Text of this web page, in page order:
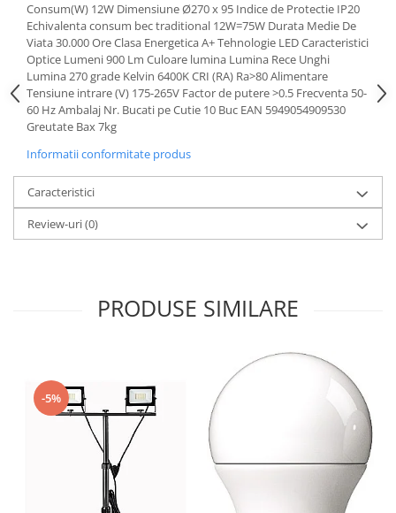
Consum(W) 12W Dimensiune Ø270 x 95 Indice de Protectie IP20
Echivalenta consum bec traditional 12W=75W Durata Medie De
Viata 30.000 Ore Clasa Energetica A+ Tehnologie LED Caracteristici
Optice Lumeni 900 Lm Culoare lumina Lumina Rece Unghi
Lumina 270 grade Kelvin 6400K CRI (RA) Ra>80 Alimentare
Tensiune intrare (V) 175-265V Factor de putere >0.5 Frecventa 50-
60 Hz Ambalaj Nr. Bucati pe Cutie 10 Buc EAN 5949054909530
Greutate Bax 7kg
Informatii conformitate produs
Caracteristici
Review-uri(0)
PRODUSE SIMILARE
-5%